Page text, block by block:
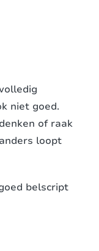
niet goed.
of raak
loopt
belscript